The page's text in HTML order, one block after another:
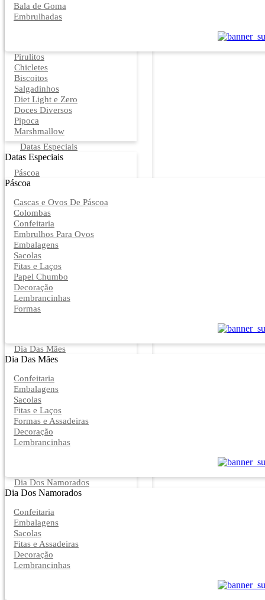
Bala de Goma
Embrulhadas
Pirulitos
Chicletes
Biscoitos
Salgadinhos
Diet Light e Zero
Doces Diversos
Pipoca
Marshmallow
Datas Especiais
Datas Especiais
Páscoa
Páscoa
Cascas e Ovos De Páscoa
Colombas
Confeitaria
Embrulhos Para Ovos
Embalagens
Sacolas
Fitas e Laços
Papel Chumbo
Decoração
Lembrancinhas
Formas
Dia Das Mães
Dia Das Mães
Confeitaria
Embalagens
Sacolas
Fitas e Laços
Formas e Assadeiras
Decoração
Lembrancinhas
Dia Dos Namorados
Dia Dos Namorados
Confeitaria
Embalagens
Sacolas
Fitas e Assadeiras
Decoração
Lembrancinhas